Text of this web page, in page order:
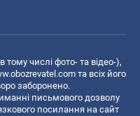
тому числі фото- та відео-),
та всіх його
заборонено.
письмового дозволу
посилання на сайт